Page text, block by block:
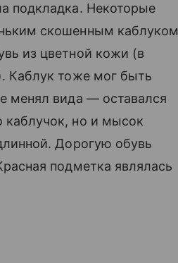
подкладка. Некоторые
скошенным каблуком
из цветной кожи (в
Каблук тоже мог быть
менял вида — оставался
каблучок, но и мысок
Дорогую обувь
подметка являлась